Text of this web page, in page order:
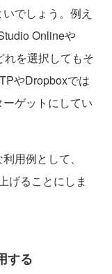
でしょう。例え
Onlineや
を選択してもそ
やDropboxでは
ゲットにしてい
用例として、
げることにしま
する